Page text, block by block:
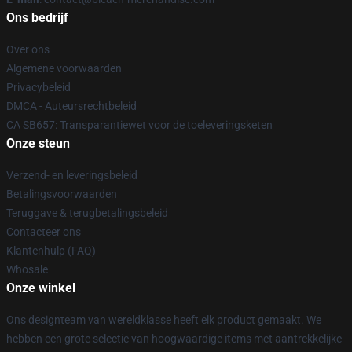
Ons bedrijf
Over ons
Algemene voorwaarden
Privacybeleid
DMCA - Auteursrechtbeleid
CA SB657: Transparantiewet voor de toeleveringsketen
Onze steun
Verzend- en leveringsbeleid
Betalingsvoorwaarden
Teruggave & terugbetalingsbeleid
Contacteer ons
Klantenhulp (FAQ)
Whosale
Onze winkel
Ons designteam van wereldklasse heeft elk product gemaakt. We
hebben een grote selectie van hoogwaardige items met aantrekkelijke